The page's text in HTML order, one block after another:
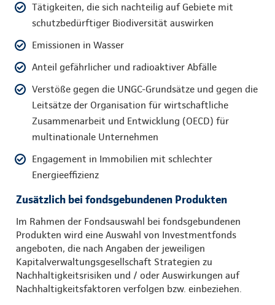
Tätigkeiten, die sich nachteilig auf Gebiete mit
schutzbedürftiger Biodiversität auswirken
Emissionen in Wasser
Anteil gefährlicher und radioaktiver Abfälle
Verstöße gegen die UNGC-Grundsätze und gegen die
Leitsätze der Organisation für wirtschaftliche
Zusammenarbeit und Entwicklung (OECD) für
multinationale Unternehmen
Engagement in Immobilien mit schlechter
Energieeffizienz
Zusätzlich bei fondsgebundenen Produkten
Im Rahmen der Fondsauswahl bei fondsgebundenen
Produkten wird eine Auswahl von Investmentfonds
angeboten, die nach Angaben der jeweiligen
Kapitalverwaltungsgesellschaft Strategien zu
Nachhaltigkeitsrisiken und / oder Auswirkungen auf
Nachhaltigkeitsfaktoren verfolgen bzw. einbeziehen.